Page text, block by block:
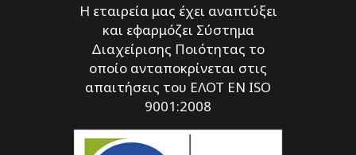
Η εταιρεία μας έχει αναπτύξει
και εφαρμόζει Σύστημα
Διαχείρισης Ποιότητας το
οποίο ανταποκρίνεται στις
απαιτήσεις του ΕΛΟΤ EN ISO
9001:2008